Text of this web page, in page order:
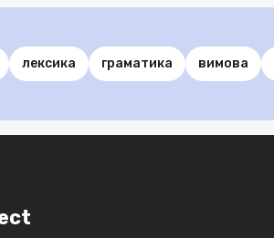
лексика граматика вимова